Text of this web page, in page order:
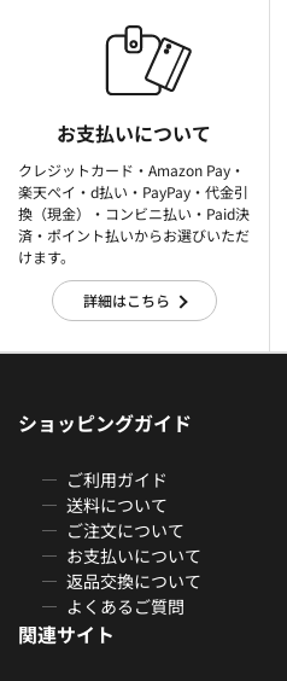
お支払いについて
クレジットカード・Amazon Pay・
楽天ぺイ・d払い・PayPay・代金引
換（現金）・コンビニ払い・Paid決
済・ポイント払いからお選びいただ
けます。
詳細はこちら
ショッピングガイド
ご利用ガイド
送料について
ご注文について
お支払いについて
返品交換について
よくあるご質問
関連サイト